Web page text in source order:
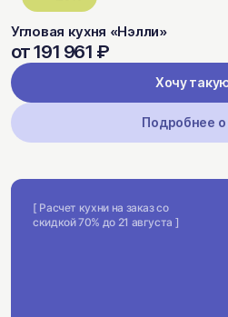
Угловая кухня «Нэлли»
от 191 961 ₽
Хочу
Подробнее о
[ Расчет кухни на заказ со
скидкой 70% до 21 августа ]